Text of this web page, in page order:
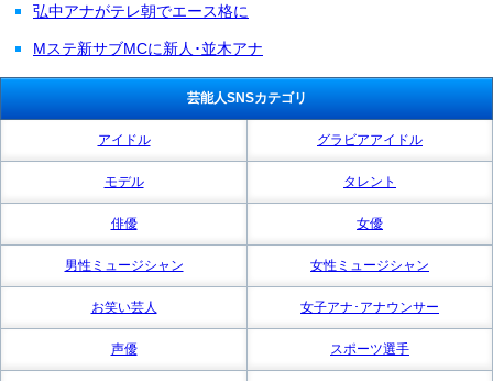
弘中アナがテレ朝でエース格に
Mステ新サブMCに新人･並木アナ
芸能人SNSカテゴリ
アイドル グラビアアイドル
モデル タレント
俳優 女優
男性ミュージシャン 女性ミュージシャン
お笑い芸人 女子アナ･アナウンサー
声優 スポーツ選手